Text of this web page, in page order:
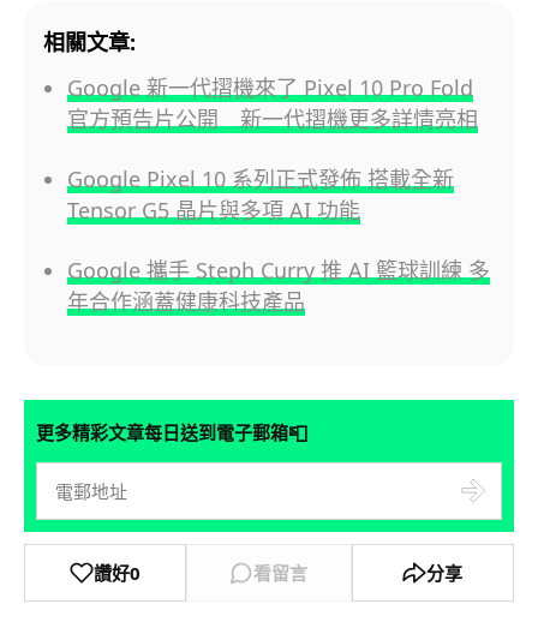
相關文章:
Google 新一代摺機來了 Pixel 10 Pro Fold
官方預告片公開 新一代摺機更多詳情亮相
Google Pixel 10 系列正式發佈 搭載全新
Tensor G5 晶片與多項 AI 功能
Google 攜手 Steph Curry 推 AI 籃球訓練 多
年合作涵蓋健康科技產品
更多精彩文章每日送到電子郵箱📮
讚好0 看留言 分享